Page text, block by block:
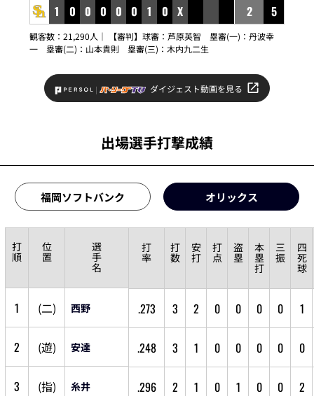
1
0 0 0 0 0 1 0 X
2
5
観客数：21,290人｜ 【審判】球審： 芦原英智 塁審(一)： 丹波幸
一 塁審(二)： 山本貴則 塁審(三)： 木内九二生
ダイジェスト動画を見る
出場選手打撃成績
福岡ソフトバンク オリックス
打
順
位
置
選
手
名
打
率
打
数
安
打
打
点
盗
塁
本
塁
打
三
振
四
死
球
1 (二) 西野 .273 3 2 0 0 0 0 1
2 (遊) 安達 .248 3 1 0 0 0 0 0
3 (指) 糸井 .296 2 1 0 1 0 0 2